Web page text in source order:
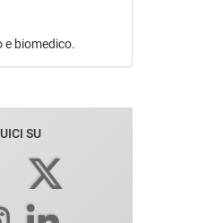
e biomedico.
SU